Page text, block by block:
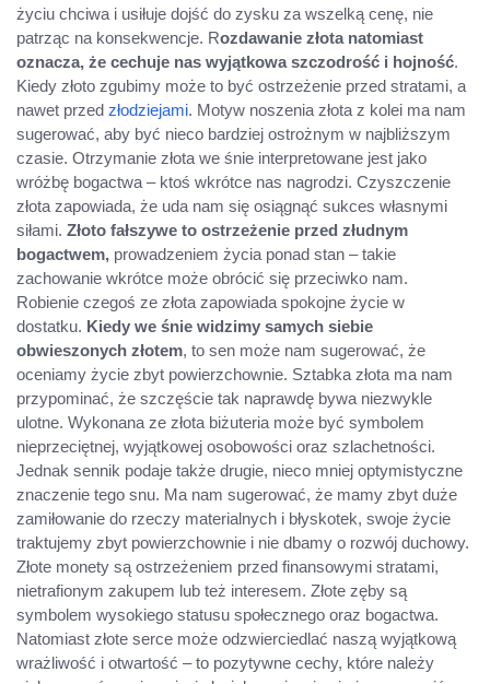
życiu chciwa i usiłuje dojść do zysku za wszelką cenę, nie
patrząc na konsekwencje. Rozdawanie złota natomiast
oznacza, że cechuje nas wyjątkowa szczodrość i hojność.
Kiedy złoto zgubimy może to być ostrzeżenie przed stratami, a
nawet przed złodziejami. Motyw noszenia złota z kolei ma nam
sugerować, aby być nieco bardziej ostrożnym w najbliższym
czasie. Otrzymanie złota we śnie interpretowane jest jako
wróżbę bogactwa – ktoś wkrótce nas nagrodzi. Czyszczenie
złota zapowiada, że uda nam się osiągnąć sukces własnymi
siłami. Złoto fałszywe to ostrzeżenie przed złudnym
bogactwem, prowadzeniem życia ponad stan – takie
zachowanie wkrótce może obrócić się przeciwko nam.
Robienie czegoś ze złota zapowiada spokojne życie w
dostatku. Kiedy we śnie widzimy samych siebie
obwieszonych złotem, to sen może nam sugerować, że
oceniamy życie zbyt powierzchownie. Sztabka złota ma nam
przypominać, że szczęście tak naprawdę bywa niezwykle
ulotne. Wykonana ze złota biżuteria może być symbolem
nieprzeciętnej, wyjątkowej osobowości oraz szlachetności.
Jednak sennik podaje także drugie, nieco mniej optymistyczne
znaczenie tego snu. Ma nam sugerować, że mamy zbyt duże
zamiłowanie do rzeczy materialnych i błyskotek, swoje życie
traktujemy zbyt powierzchownie i nie dbamy o rozwój duchowy.
Złote monety są ostrzeżeniem przed finansowymi stratami,
nietrafionym zakupem lub też interesem. Złote zęby są
symbolem wysokiego statusu społecznego oraz bogactwa.
Natomiast złote serce może odzwierciedlać naszą wyjątkową
wrażliwość i otwartość – to pozytywne cechy, które należy